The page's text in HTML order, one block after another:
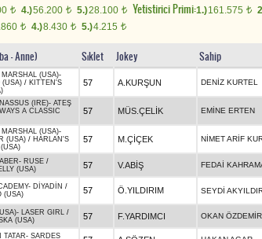
t 4.)56.200 t 5.)28.100 t Yetistirici Primi:1.)161.575 t
t 4.)8.430 t 5.)4.215 t
- Anne) Sıklet Jokey Sahip
(USA)-
(USA) / KITTEN'S
57 A.KURŞUN DENİZ KURTEL
(IRE)- ATEŞ
A CLASSIC
57 MÜS.ÇELİK EMİNE ERTEN
(USA)-
(USA) / HARLAN'S
57 M.ÇİÇEK NİMET ARİF
- RUSE /
(USA)
57 V.ABİŞ FEDAİ
- DİYADİN /
(USA)
57 Ö.YILDIRIM SEYDİ
- LASER GIRL /
(USA)
57 F.YARDIMCI OKAN ÖZDEMİR
TATAR- SARDES